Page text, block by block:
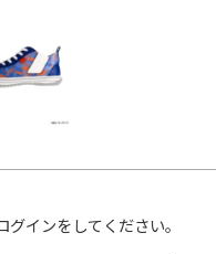
インをしてください。